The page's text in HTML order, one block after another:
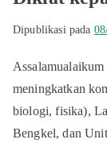
Dipublikasi pada
meningkatkan
biologi, fisika),
Bengkel, dan